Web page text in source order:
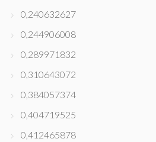
0,240632627
0,244906008
0,289971832
0,310643072
0,384057374
0,404719525
0,412465878